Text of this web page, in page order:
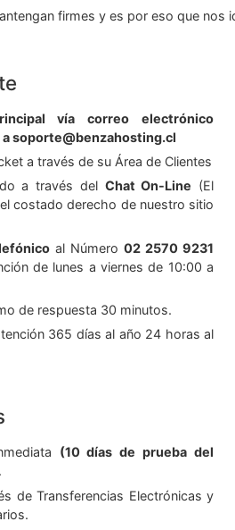
firmes y es por eso que
vía correo electrónico
soporte@benzahosting.cl
a través de su Área de Clientes
a través del Chat On-Line (El
costado derecho de nuestro sitio
al Número 02 2570 9231
de lunes a viernes de 10:00 a
de respuesta 30 minutos.
365 días al año 24 horas al
(10 días de prueba del
.
de Transferencias Electrónicas y